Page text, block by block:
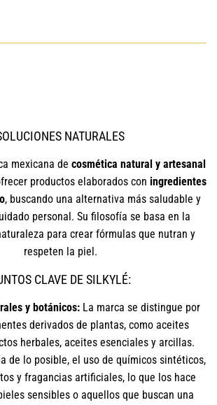
NATURALES
mexicana de cosmética natural y artesanal
productos elaborados con ingredientes
, buscando una alternativa más saludable y
personal. Su filosofía se basa en la
para crear fórmulas que nutran y
respeten la piel.
CLAVE DE SILKYLÉ:
y botánicos: La marca se distingue por
derivados de plantas, como aceites
herbales, aceites esenciales y arcillas.
de lo posible, el uso de químicos sintéticos,
y fragancias artificiales, lo que los hace
sensibles o aquellos que buscan una